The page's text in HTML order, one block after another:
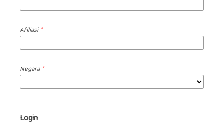
Afiliasi *
Negara *
Login